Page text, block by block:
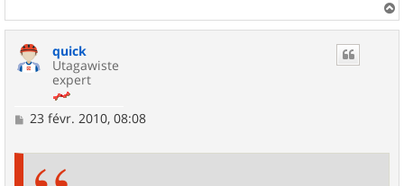
e
a
quick
Utagawiste
expert
M
23 févr. 2010, 08:08